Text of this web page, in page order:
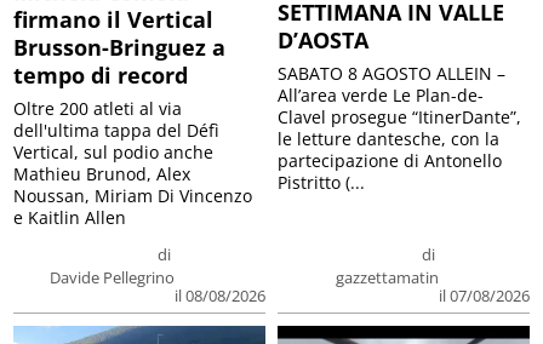
firmano il Vertical
Brusson-Bringuez a
tempo di record
di
Davide Pellegrino
il 08/08/2026
Oltre 200 atleti al via
dell'ultima tappa del Défì
Vertical, sul podio anche
Mathieu Brunod, Alex
Noussan, Miriam Di Vincenzo
e Kaitlin Allen
SETTIMANA IN VALLE
D’AOSTA
di
gazzettamatin
il 07/08/2026
SABATO 8 AGOSTO ALLEIN –
All’area verde Le Plan-de-
Clavel prosegue “ItinerDante”,
le letture dantesche, con la
partecipazione di Antonello
Pistritto (...